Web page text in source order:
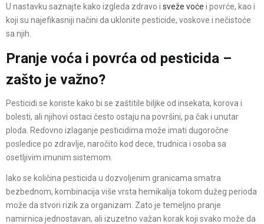
U nastavku saznajte kako izgleda zdravo i sveže voće i povrće, kao i
koji su najefikasniji načini da uklonite pesticide, voskove i nečistoće
sa njih.
Pranje voća i povrća od pesticida –
zašto je važno?
Pesticidi se koriste kako bi se zaštitile biljke od insekata, korova i
bolesti, ali njihovi ostaci često ostaju na površini, pa čak i unutar
ploda. Redovno izlaganje pesticidima može imati dugoročne
posledice po zdravlje, naročito kod dece, trudnica i osoba sa
osetljivim imunim sistemom.
Iako se količina pesticida u dozvoljenim granicama smatra
bezbednom, kombinacija više vrsta hemikalija tokom dužeg perioda
može da stvori rizik za organizam. Zato je temeljno pranje
namirnica jednostavan, ali izuzetno važan korak koji svako može da